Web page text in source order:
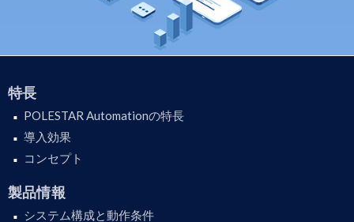
特長
POLESTAR Automationの特長
導入効果
コンセプト
製品情報
システム構成と動作条件